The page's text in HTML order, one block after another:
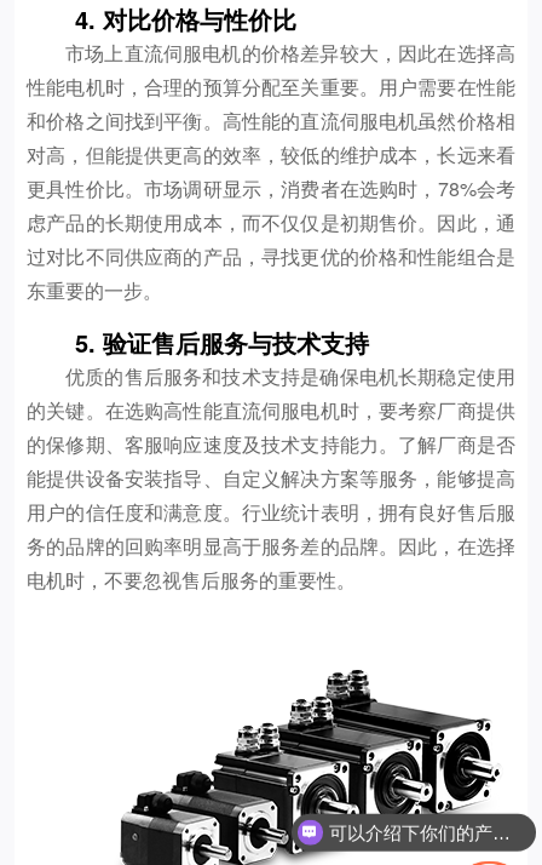
4. 对比价格与性价比
市场上直流伺服电机的价格差异较大，因此在选择高
性能电机时，合理的预算分配至关重要。用户需要在性能
和价格之间找到平衡。高性能的直流伺服电机虽然价格相
对高，但能提供更高的效率，较低的维护成本，长远来看
更具性价比。市场调研显示，消费者在选购时，78%会考
虑产品的长期使用成本，而不仅仅是初期售价。因此，通
过对比不同供应商的产品，寻找更优的价格和性能组合是
东重要的一步。
5. 验证售后服务与技术支持
优质的售后服务和技术支持是确保电机长期稳定使用
的关键。在选购高性能直流伺服电机时，要考察厂商提供
的保修期、客服响应速度及技术支持能力。了解厂商是否
能提供设备安装指导、自定义解决方案等服务，能够提高
用户的信任度和满意度。行业统计表明，拥有良好售后服
务的品牌的回购率明显高于服务差的品牌。因此，在选择
电机时，不要忽视售后服务的重要性。
可以介绍下你们的产品么